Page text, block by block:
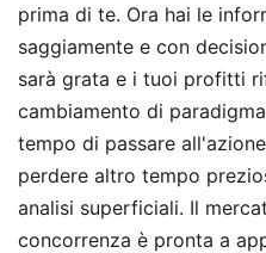
prima di te. Ora hai le
saggiamente e con
sarà grata e i tuoi profitti
cambiamento di
tempo di passare
perdere altro tempo
analisi superficiali. Il
concorrenza è pronta a